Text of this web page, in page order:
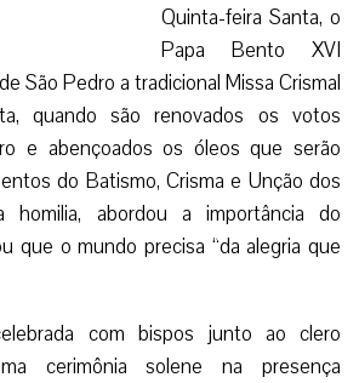
Quinta-feira Santa, o
Papa Bento XVI
São Pedro a tradicional Missa Crismal
quando são renovados os votos
e abençoados os óleos que serão
do Batismo, Crisma e Unção dos
homilia, abordou a importância do
que o mundo precisa “da alegria que
com bispos junto ao clero
cerimônia solene na presença